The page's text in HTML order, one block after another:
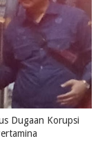
Dugaan Korupsi